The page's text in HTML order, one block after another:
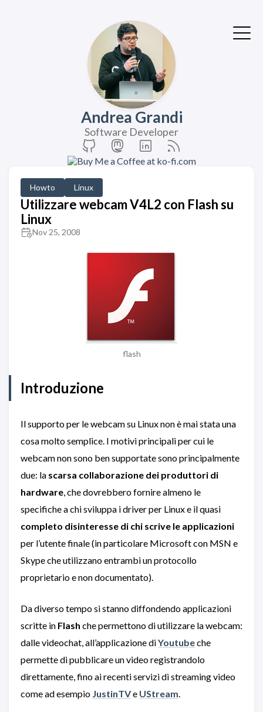
Andrea Grandi
Software Developer
Howto Linux
Utilizzare webcam V4L2 con Flash su
Linux
Nov 25, 2008
flash
Introduzione
Il supporto per le webcam su Linux non è mai stata una
cosa molto semplice. I motivi principali per cui le
webcam non sono ben supportate sono principalmente
due: la scarsa collaborazione dei produttori di
hardware, che dovrebbero fornire almeno le
specifiche a chi sviluppa i driver per Linux e il quasi
completo disinteresse di chi scrive le applicazioni
per l’utente finale (in particolare Microsoft con MSN e
Skype che utilizzano entrambi un protocollo
proprietario e non documentato).
Da diverso tempo si stanno diffondendo applicazioni
scritte in Flash che permettono di utilizzare la webcam:
dalle videochat, all’applicazione diYoutubeche
permette di pubblicare un video registrandolo
direttamente, fino ai recenti servizi di streaming video
come ad esempio JustinTVe UStream.